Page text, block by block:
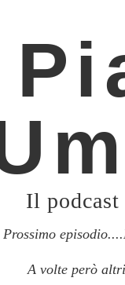
Il
Prossimo
A volte però